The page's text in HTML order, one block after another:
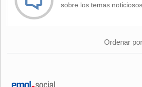
sobre los temas noticiosos.
Ordenar